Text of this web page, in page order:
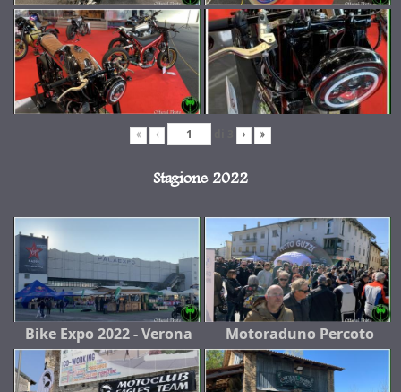
« ‹ › »
Stagione 2022
Bike Expo 2022 - Verona Motoraduno Percoto